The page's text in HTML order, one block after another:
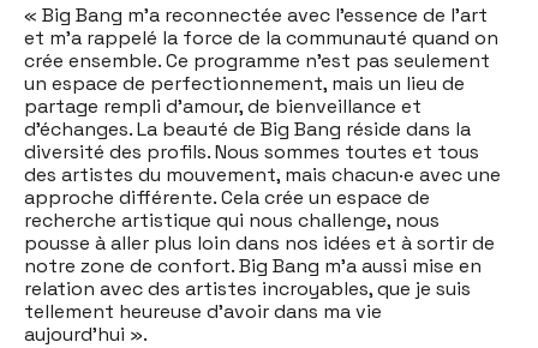
« Big Bang m’a reconnectée avec l’essence de l’art
et m’a rappelé la force de la communauté quand on
crée ensemble. Ce programme n’est pas seulement
un espace de perfectionnement, mais un lieu de
partage rempli d’amour, de bienveillance et
d’échanges. La beauté de Big Bang réside dans la
diversité des profils. Nous sommes toutes et tous
des artistes du mouvement, mais chacun·e avec une
approche différente. Cela crée un espace de
recherche artistique qui nous challenge, nous
pousse à aller plus loin dans nos idées et à sortir de
notre zone de confort. Big Bang m’a aussi mise en
relation avec des artistes incroyables, que je suis
tellement heureuse d’avoir dans ma vie
aujourd’hui ».